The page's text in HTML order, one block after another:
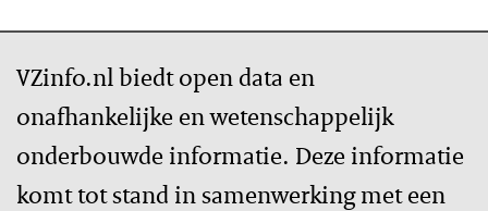
VZinfo.nl biedt open data en
onafhankelijke en wetenschappelijk
onderbouwde informatie. Deze informatie
komt tot stand in samenwerking met een